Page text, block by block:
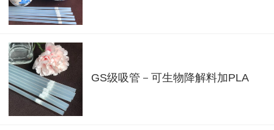
GS级吸管－可生物降解料加PLA